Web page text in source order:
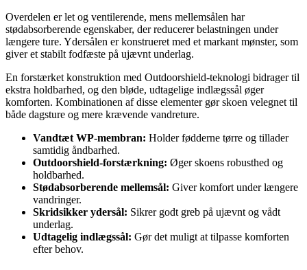
Overdelen er let og ventilerende, mens mellemsålen har
stødabsorberende egenskaber, der reducerer belastningen under
længere ture. Ydersålen er konstrueret med et markant mønster, som
giver et stabilt fodfæste på ujævnt underlag.
En forstærket konstruktion med Outdoorshield-teknologi bidrager til
ekstra holdbarhed, og den bløde, udtagelige indlægssål øger
komforten. Kombinationen af disse elementer gør skoen velegnet til
både dagsture og mere krævende vandreture.
Vandtæt WP-membran: Holder fødderne tørre og tillader
samtidig åndbarhed.
Outdoorshield-forstærkning: Øger skoens robusthed og
holdbarhed.
Stødabsorberende mellemsål: Giver komfort under længere
vandringer.
Skridsikker ydersål: Sikrer godt greb på ujævnt og vådt
underlag.
Udtagelig indlægssål: Gør det muligt at tilpasse komforten
efter behov.